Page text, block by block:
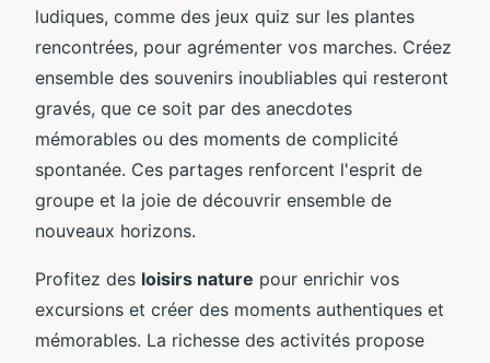
ludiques, comme des jeux quiz sur les plantes
rencontrées, pour agrémenter vos marches. Créez
ensemble des souvenirs inoubliables qui resteront
gravés, que ce soit par des anecdotes
mémorables ou des moments de complicité
spontanée. Ces partages renforcent l'esprit de
groupe et la joie de découvrir ensemble de
nouveaux horizons.
Profitez des loisirs nature pour enrichir vos
excursions et créer des moments authentiques et
mémorables. La richesse des activités propose